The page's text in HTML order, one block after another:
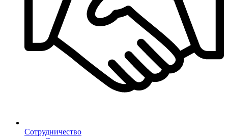
Сотрудничество